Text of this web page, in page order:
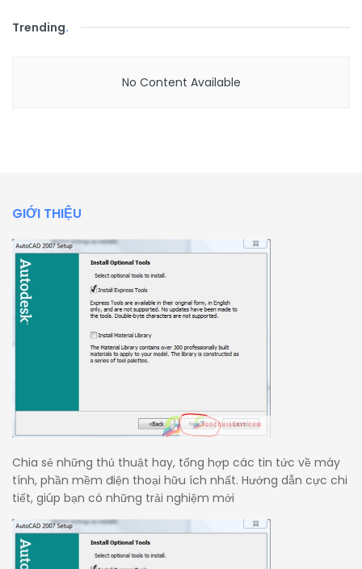
Trending.
No Content Available
GIỚI THIỆU
Chia sẻ những thủ thuật hay, tổng hợp các tin tức về máy
tính, phần mềm điện thoại hữu ích nhất. Hướng dẫn cực chi
tiết, giúp bạn có những trải nghiệm mới